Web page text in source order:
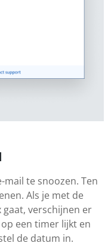
mail te snoozen. Ten
Als je met de
verschijnen er
een timer lijkt en
de datum in.